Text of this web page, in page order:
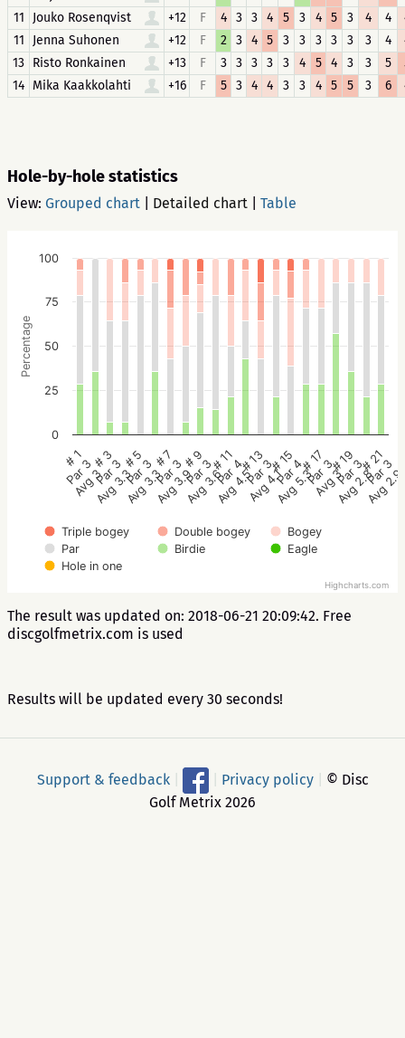
11
Jouko Rosenqvist +12 F 4 3 3 4 5 3 4 5 3 4 4
11
Jenna Suhonen +12 F 2 3 4 5 3 3 3 3 3 3 4
13 Risto Ronkainen +13 F 3 3 3 3 3 4 5 4 3 3 5
14 Mika Kaakkolahti +16 F 5 3 4 4 3 3 4 5 5 3 6
Hole-by-hole statistics
View: Grouped chart Detailed chart Table
Percentage
Triple bogey Double bogey
Bogey
Par
Birdie
Eagle
Hole in one
# 1
Par 3
Avg 3
# 3
Par 3
Avg 3.3
# 5
Par 3
Avg 3.3
# 7
Par 3
Avg 3.9
# 9
Par 3
Avg 3.6
# 11
Par 4
Avg 4.5
# 13
Par 3
Avg 4.1
# 15
Par 4
Avg 5.3
# 17
Par 3
Avg 3
# 19
Par 3
Avg 2.8
# 21
Par 3
Avg 2.9
0
25
50
75
100
Highcharts.com
The result was updated on: 2018-06-21 20:09:42. Free
discgolfmetrix.com is used
Results will be updated every 30 seconds!
Support & feedback Privacy policy
© Disc
Golf Metrix 2026